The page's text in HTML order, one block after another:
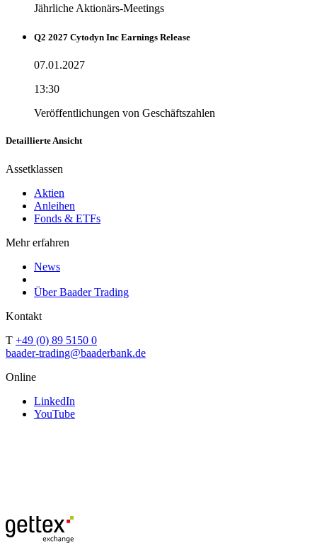
Jährliche Aktionärs-Meetings
Q2 2027 Cytodyn Inc Earnings Release
07.01.2027
13:30
Veröffentlichungen von Geschäftszahlen
Detaillierte Ansicht
Assetklassen
Aktien
Anleihen
Fonds & ETFs
Mehr erfahren
News
Über Baader Trading
Kontakt
T +49 (0) 89 5150 0
baader-trading@baaderbank.de
Online
LinkedIn
YouTube